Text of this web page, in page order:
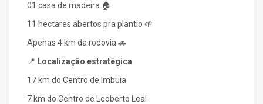
01 casa de madeira 🏠
11 hectares abertos pra plantio 🌱
Apenas 4 km da rodovia 🚗
📍 Localização estratégica
17 km do Centro de Imbuia
7 km do Centro de Leoberto Leal